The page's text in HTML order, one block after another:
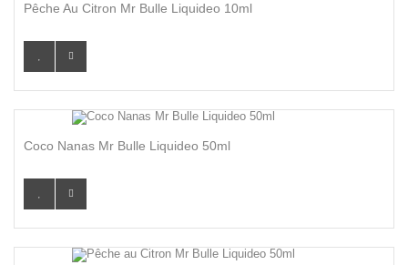
Pêche Au Citron Mr Bulle Liquideo 10ml
Coco Nanas Mr Bulle Liquideo 50ml